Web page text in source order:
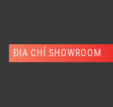
ĐỊA CHỈ SHOWROOM